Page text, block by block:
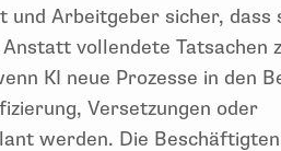
Arbeitgeber sicher, dass
vollendete Tatsachen
KI neue Prozesse in den
Versetzungen oder
werden. Die